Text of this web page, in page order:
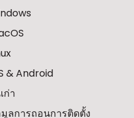
& Android
ก่า
ลการถอนการติดตั้ง